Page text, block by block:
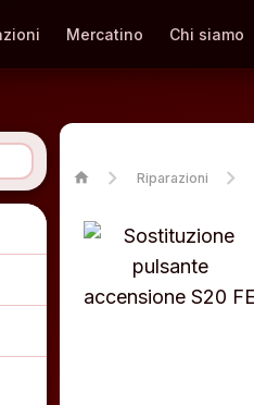
Mercatino Chi siamo
home Riparazioni